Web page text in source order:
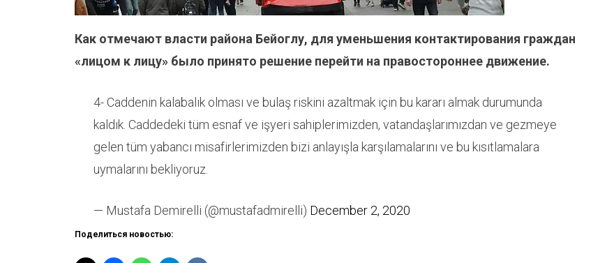
Как отмечают власти района Бейоглу, для уменьшения контактирования граждан
«лицом к лицу» было принято решение перейти на правостороннее движение.
4- Caddenin kalabalık olması ve bulaş riskini azaltmak için bu kararı almak durumunda
kaldık. Caddedeki tüm esnaf ve işyeri sahiplerimizden, vatandaşlarımızdan ve gezmeye
gelen tüm yabancı misafirlerimizden bizi anlayışla karşılamalarını ve bu kısıtlamalara
uymalarını bekliyoruz.
— Mustafa Demirelli (@mustafadmirelli) December 2, 2020
Поделиться новостью: